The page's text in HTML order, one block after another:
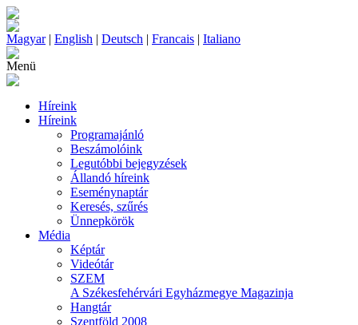
Magyar| English | Deutsch | Francais | Italiano
Menü
Híreink
Híreink
Programajánló
Beszámolóink
Legutóbbi bejegyzések
Állandó híreink
Eseménynaptár
Keresés, szűrés
Ünnepkörök
Média
Képtár
Videótár
SZEM
A Székesfehérvári Egyházmegye Magazinja
Hangtár
Szentföld 2008